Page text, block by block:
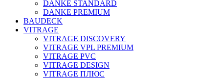
DANKE STANDARD
DANKE PREMIUM
BAUDECK
VITRAGE
VITRAGE DISCOVERY
VITRAGE VPL PREMIUM
VITRAGE PVC
VITRAGE DESIGN
VITRAGE ПЛЮС